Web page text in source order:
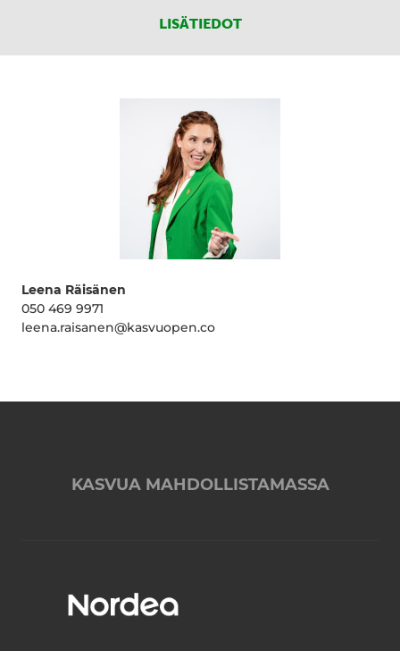
LISÄTIEDOT
Leena Räisänen
050 469 9971
leena.raisanen@kasvuopen.co
KASVUA MAHDOLLISTAMASSA